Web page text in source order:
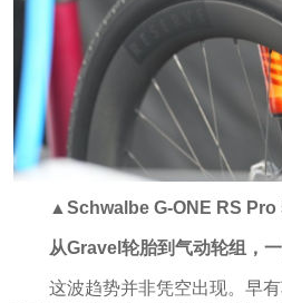
▲Schwalbe G-ONE RS Pro
从Gravel轮胎到气动轮组，
这波趋势并非凭空出现。早